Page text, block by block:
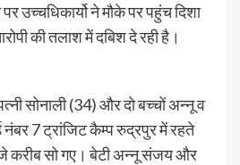
उच्चधिकार्यो ने मौके पर पहुंच दिशा
की तलाश में दबिश दे रही है।
सोनाली (34) और दो बच्चों अन्नू व
7 ट्रांजिट कैम्प रुद्रपुर में रहते
करीब सो गए। बेटी अन्नू संजय और